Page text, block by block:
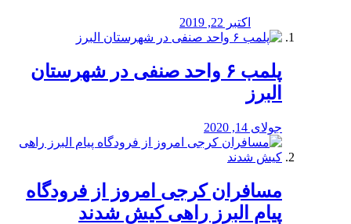
اکتبر 22, 2019
پلمب ۶ واحد صنفی در شهرستان
البرز
جولای 14, 2020
مسافران کرجی امروز از فرودگاه
پیام البرز راهی کیش شدند